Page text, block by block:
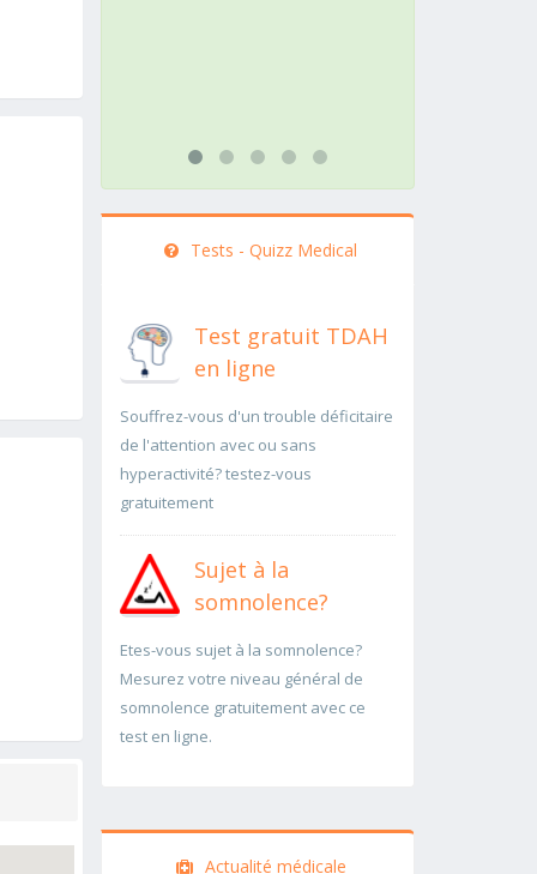
Tests - Quizz Medical
Test gratuit TDAH
en ligne
Souffrez-vous d'un trouble déficitaire
de l'attention avec ou sans
hyperactivité? testez-vous
gratuitement
Sujet à la
somnolence?
Etes-vous sujet à la somnolence?
Mesurez votre niveau général de
somnolence gratuitement avec ce
test en ligne.
Actualité médicale